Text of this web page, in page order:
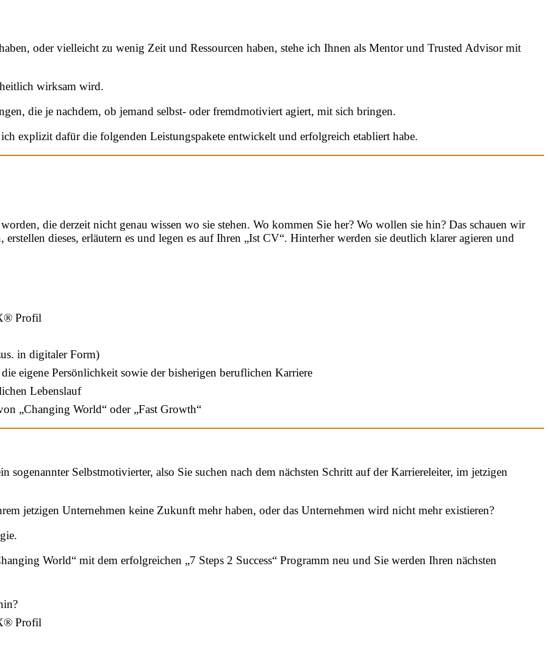
oder vielleicht zu wenig Zeit und Ressourcen haben, stehe ich Ihnen als Mentor und Trusted Advisor mit
wirksam wird.
die je nachdem, ob jemand selbst- oder fremdmotiviert agiert, mit sich bringen.
explizit dafür die folgenden Leistungspakete entwickelt und erfolgreich etabliert habe.
die derzeit nicht genau wissen wo sie stehen. Wo kommen Sie her? Wo wollen sie hin? Das schauen wir
dieses, erläutern es und legen es auf Ihren „Ist CV“. Hinterher werden sie deutlich klarer agieren und
Profil
in digitaler Form)
eigene Persönlichkeit sowie der bisherigen beruflichen Karriere
Lebenslauf
„Changing World“ oder „Fast Growth“
sogenannter Selbstmotivierter, also Sie suchen nach dem nächsten Schritt auf der Karriereleiter, im jetzigen
jetzigen Unternehmen keine Zukunft mehr haben, oder das Unternehmen wird nicht mehr existieren?
World“ mit dem erfolgreichen „7 Steps 2 Success“ Programm neu und Sie werden Ihren nächsten
Profil